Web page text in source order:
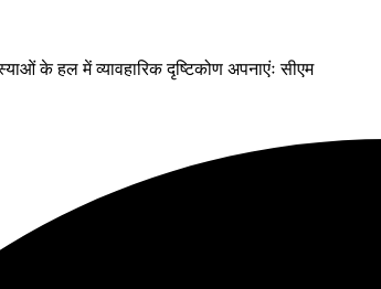
के हल में व्यावहारिक दृष्टिकोण अपनाएंः सीएम